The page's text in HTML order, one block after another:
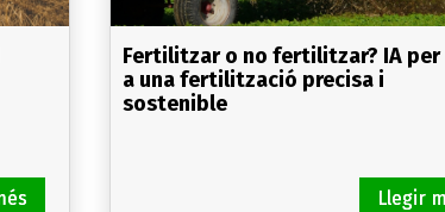
Fertilitzar o no fertilitzar? IA per
a una fertilització precisa i
sostenible